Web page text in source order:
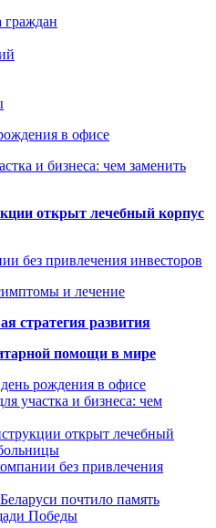
граждан
в офисе
и бизнеса: чем заменить
открыт лечебный корпус
без привлечения инвесторов
и лечение
стратегия развития
помощи в мире
рождения в офисе
участка и бизнеса: чем
открыт лечебный
без привлечения
почтило память
Победы